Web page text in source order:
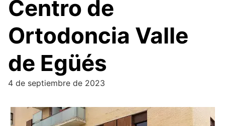
Centro de
Ortodoncia Valle
de Egüés
4 de septiembre de 2023